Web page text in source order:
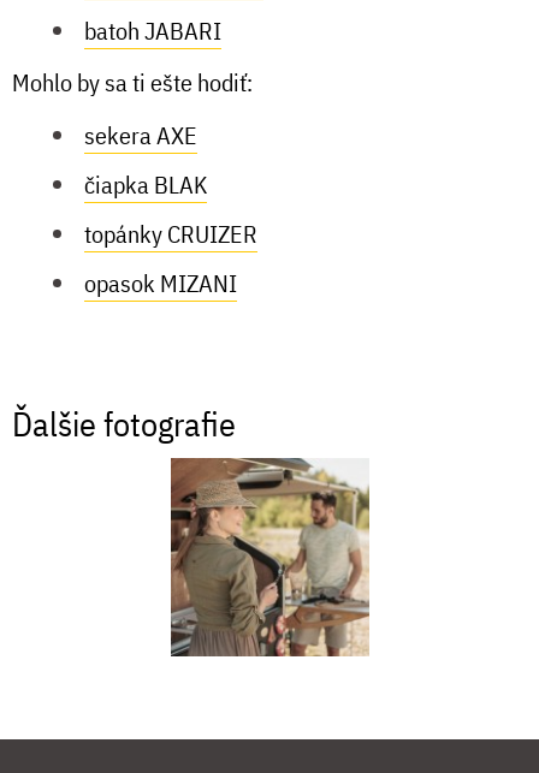
batoh JABARI
Mohlo by sa ti ešte hodiť:
sekera AXE
čiapka BLAK
topánky CRUIZER
opasok MIZANI
Ďalšie fotografie